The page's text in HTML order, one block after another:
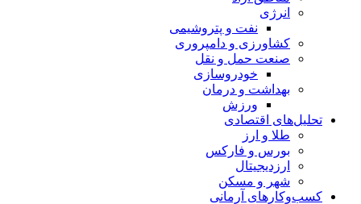
انرژی
نفت و پتروشیمی
کشاورزی و دامپروری
صنعت حمل و نقل
خودروسازی
بهداشت و درمان
ورزش
تحلیل‌های اقتصادی
طلا و ارز
بورس و فارکس
ارزدیجیتال
شهر و مسکن
کسب‌وکارهای آرمانی